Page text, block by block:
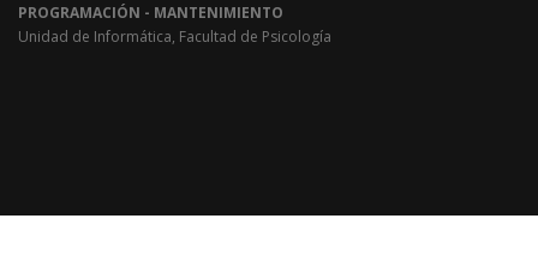
PROGRAMACIÓN - MANTENIMIENTO
Unidad de Informática, Facultad de Psicología